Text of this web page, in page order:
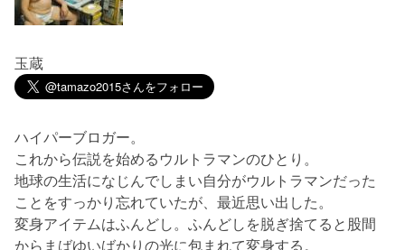
玉蔵
ハイパーブロガー。
これから伝説を始めるウルトラマンのひとり。
地球の生活になじんでしまい自分がウルトラマンだった
ことをすっかり忘れていたが、最近思い出した。
変身アイテムはふんどし。ふんどしを脱ぎ捨てると股間
からまばゆいばかりの光に包まれて変身する。